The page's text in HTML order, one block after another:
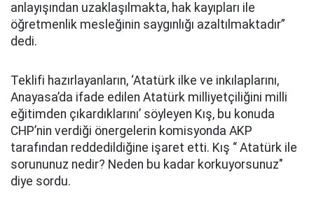
anlayışından uzaklaşılmakta, hak kayıpları ile
öğretmenlik mesleğinin saygınlığı azaltılmaktadır”
dedi.
Teklifi hazırlayanların, ‘Atatürk ilke ve inkılaplarını,
Anayasa’da ifade edilen Atatürk milliyetçiliğini milli
eğitimden çıkardıklarını’ söyleyen Kış, bu konuda
CHP’nin verdiği önergelerin komisyonda AKP
tarafından reddedildiğine işaret etti. Kış “ Atatürk ile
sorununuz nedir? Neden bu kadar korkuyorsunuz"
diye sordu.